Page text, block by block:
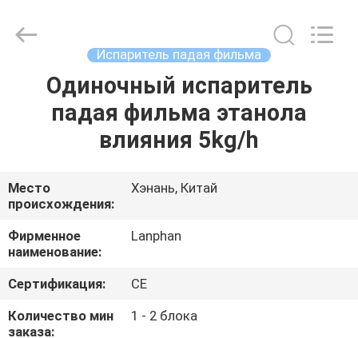
ДОМ
ПРОДУКТЫ
РОЛИКИ
О
НАС
ПУТЕШЕСТВИЕ
Industry
Co.,Ltd.
Испаритель падая фильма
Одиночный испаритель
падая фильма этанола
влияния 5kg/h
Место
происхождения:
Хэнань, Китай
Фирменное
наименование:
Lanphan
Сертификация:
CE
Количество мин
заказа:
1 - 2 блока